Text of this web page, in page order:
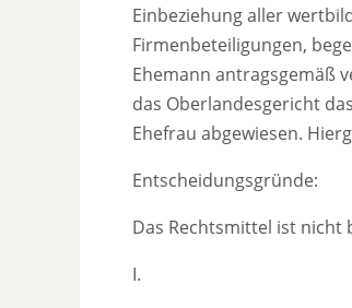
Einbeziehung aller
Firmenbeteiligungen,
Ehemann antragsgemäß
das Oberlandesgericht
Ehefrau abgewiesen.
Entscheidungsgründe:
Das Rechtsmittel ist nicht
I.